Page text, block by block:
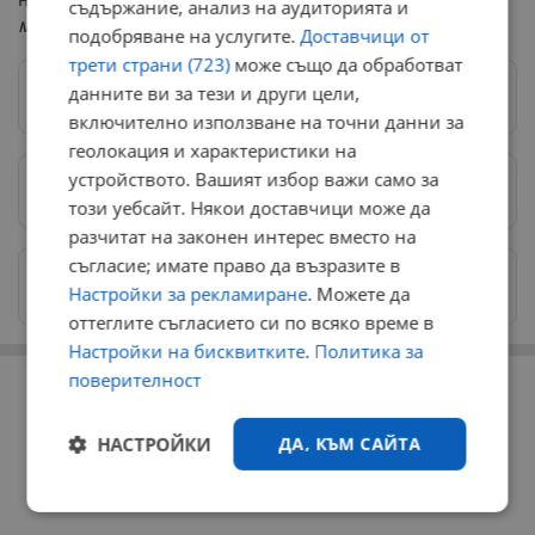
могат да нарушат обществения ред и социалния мир
Следвай ни в Google News→
Предпочитани източници→
Изпращайте снимки и информация на
news@dunavmost.com
съдържание, анализ на аудиторията и
подобряване на услугите.Доставчици от
трети страни (723)може също да обработват
данните ви за тези и други цели,
включително използване на точни данни за
геолокация и характеристики на
устройството. Вашият избор важи само за
този уебсайт. Някои доставчици може да
разчитат на законен интерес вместо на
съгласие; имате право да възразите в
Настройки за рекламиране. Можете да
оттеглите съгласието си по всяко време в
Настройки на бисквитките. Политика за
поверителност
ДА, КЪМ САЙТА
НАСТРОЙКИ
Строго
Ефективност